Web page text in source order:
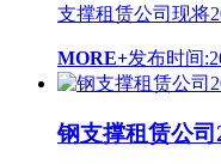
支撑租赁公司现将
MORE+发布时间
钢支撑租赁公